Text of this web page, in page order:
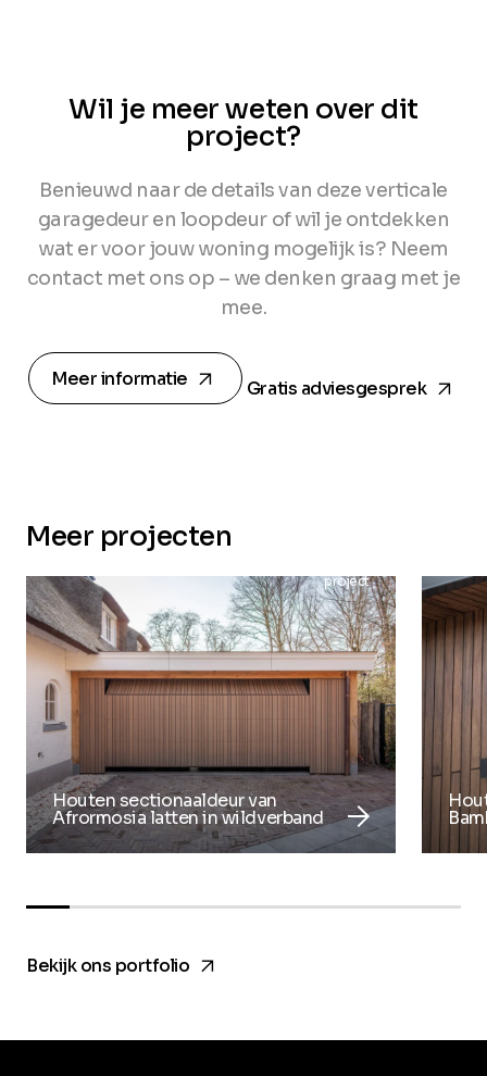
Wil je meer weten over dit
project?
Benieuwd naar de details van deze verticale
garagedeur en loopdeur of wil je ontdekken
wat er voor jouw woning mogelijk is? Neem
contact met ons op – we denken graag met je
mee.
Meer informatiearrow_forward Gratis adviesgesprekarrow_forward
Meer projecten
project
Houten sectionaaldeur van
Afrormosia latten in wildverband arrow_forward
Bekijk ons portfolioarrow_forward